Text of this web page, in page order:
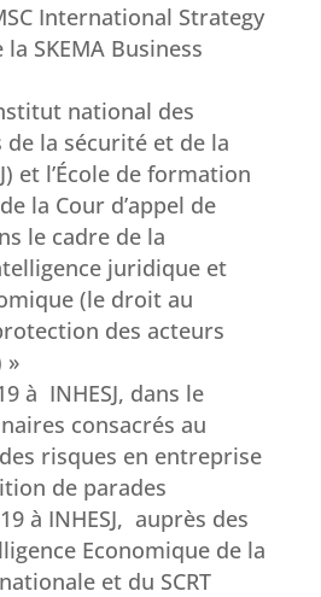
International Strategy
SKEMA Business
national des
de la sécurité et de la
et l’École de formation
la Cour d’appel de
le cadre de la
juridique et
(le droit au
des acteurs
»
à INHESJ, dans le
consacrés au
risques en entreprise
de parades
à INHESJ, auprès des
Economique de la
et du SCRT